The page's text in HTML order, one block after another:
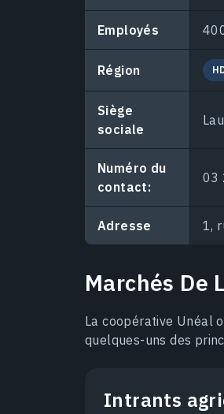
Employés
Région
Siège
sociale
Numéro du
contact:
03
Adresse 1,
Marchés De
La coopérative Unéal
quelques-uns des
Intrants